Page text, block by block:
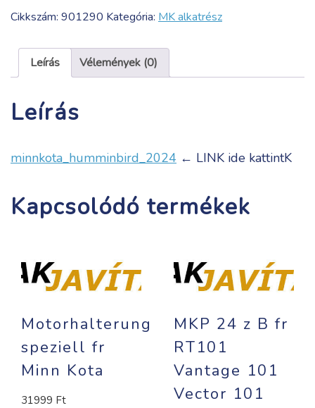
Cikkszám: 901290 Kategória: MK alkatrész
Leírás Vélemények (0)
Leírás
minnkota_humminbird_2024 ← LINK ide kattintK
Kapcsolódó termékek
Motorhalterung
speziell fr
Minn Kota
31999 Ft
MKP 24 z B fr
RT101
Vantage 101
Vector 101